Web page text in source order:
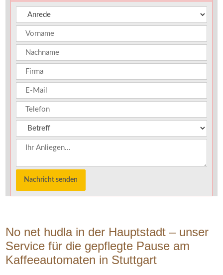
Nachricht senden
No net hudla in der Hauptstadt – unser
Service für die gepflegte Pause am
Kaffeeautomaten in Stuttgart